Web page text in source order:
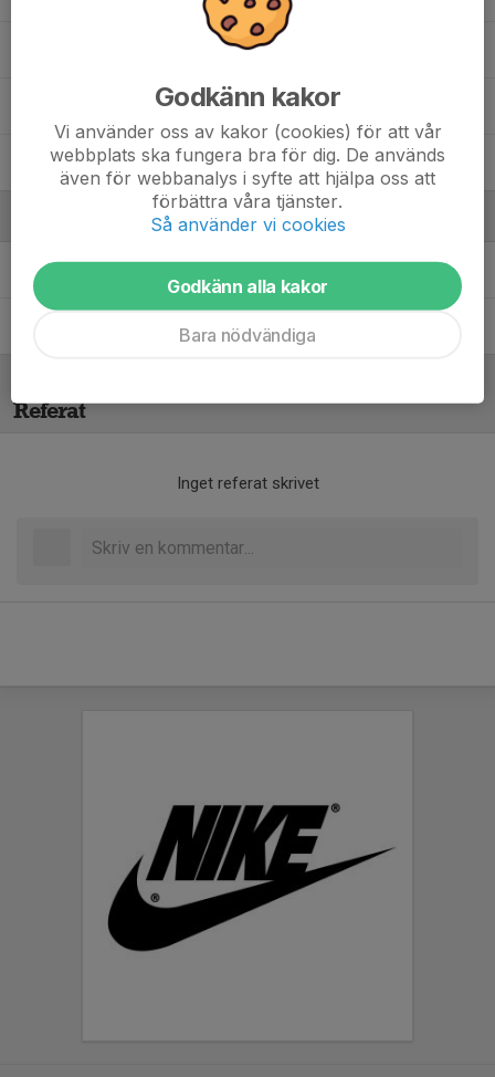
Olivia Tratsiakovich
Stella Peretti
Tränare
Referat
Inget referat skrivet
Godkänn kakor
Vi använder oss av kakor (cookies) för att vår
webbplats ska fungera bra för dig. De används
även för webbanalys i syfte att hjälpa oss att
förbättra våra tjänster.
Så använder vi cookies
Godkänn alla kakor
Bara nödvändiga